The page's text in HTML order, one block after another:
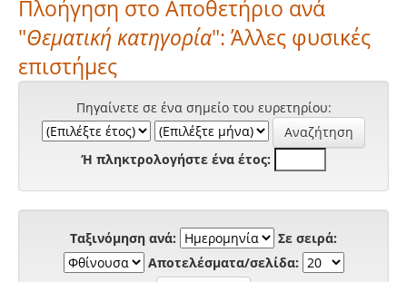
Πλοήγηση στο Αποθετήριο ανά
"Θεματική κατηγορία": Άλλες φυσικές
επιστήμες
Πηγαίνετε σε ένα σημείο του ευρετηρίου:
Ή πληκτρολογήστε ένα έτος:
Ταξινόμηση ανά:
Σε σειρά:
Αποτελέσματα/σελίδα: